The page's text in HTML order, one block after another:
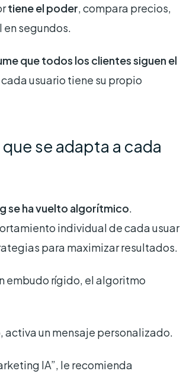
tiene el poder, compara precios,
en segundos.
que todos los clientes siguen el
usuario tiene su propio
se adapta a cada
se ha vuelto algorítmico.
individual de cada
para maximizar resultados.
embudo rígido, el algoritmo
activa un mensaje personalizado.
IA”, le recomienda